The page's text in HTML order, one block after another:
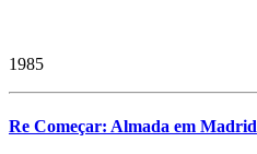
1985
Re Começar: Almada em Madrid